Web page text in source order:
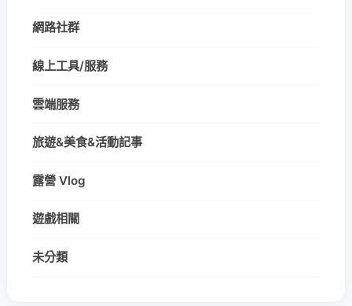
網路社群
線上工具/服務
雲端服務
旅遊&美食&活動記事
露營 Vlog
遊戲相關
未分類